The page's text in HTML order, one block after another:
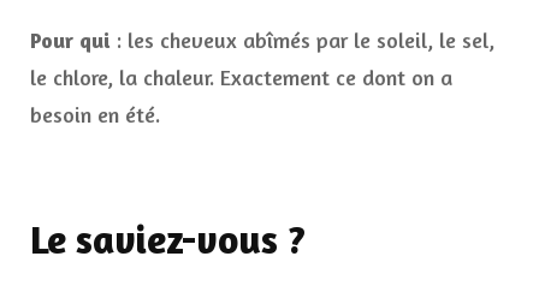
Pour qui : les cheveux abîmés par le soleil, le sel,
le chlore, la chaleur. Exactement ce dont on a
besoin en été.
Le saviez-vous ?